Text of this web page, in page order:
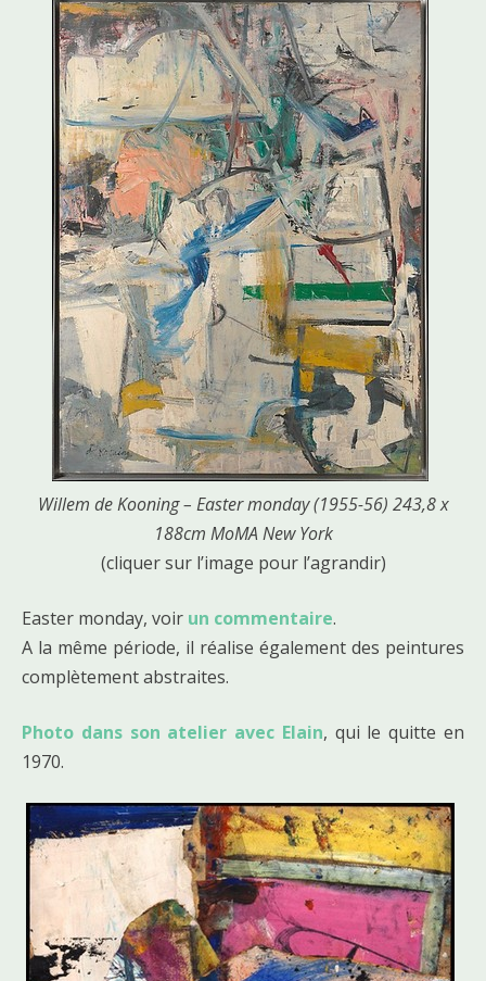
Willem de Kooning – Easter monday (1955-56) 243,8 x
188cm MoMA New York
(cliquer sur l’image pour l’agrandir)
Easter monday, voir un commentaire.
A la même période, il réalise également des peintures
complètement abstraites.
Photo dans son atelier avec Elain, qui le quitte en
1970.